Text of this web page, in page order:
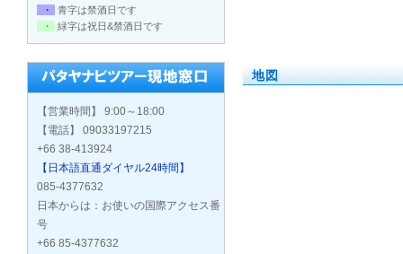
地図
・
青字は禁酒日です
・
緑字は祝日&禁酒日です
【営業時間】 9:00～18:00
【電話】 09033197215
+66 38-413924
【日本語直通ダイヤル24時間】
085-4377632
日本からは：お使いの国際アクセス番
号
+66 85-4377632